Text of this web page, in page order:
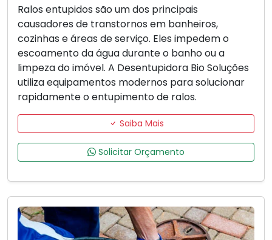
Ralos entupidos são um dos principais
causadores de transtornos em banheiros,
cozinhas e áreas de serviço. Eles impedem o
escoamento da água durante o banho ou a
limpeza do imóvel. A Desentupidora Bio Soluções
utiliza equipamentos modernos para solucionar
rapidamente o entupimento de ralos.
Saiba Mais
Solicitar Orçamento